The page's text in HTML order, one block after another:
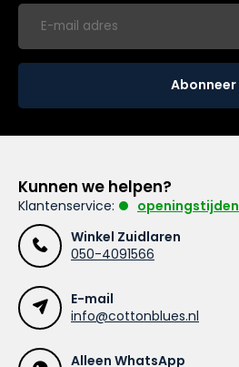
Abonneer
Kunnen we helpen?
Klantenservice:
openingstijden
Winkel Zuidlaren
050-4091566
E-mail
info@cottonblues.nl
Alleen WhatsApp